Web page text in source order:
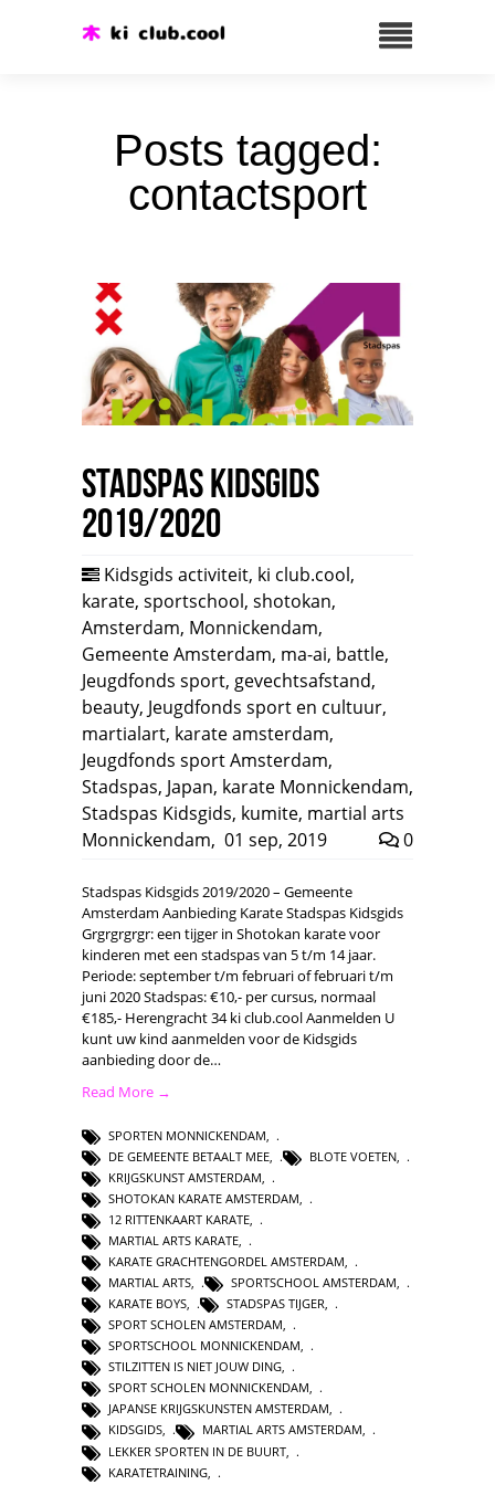
Posts tagged:
contactsport
Stadspas Kidsgids
2019/2020
Kidsgids activiteit, ki club.cool,
karate, sportschool, shotokan,
Amsterdam, Monnickendam,
Gemeente Amsterdam, ma-ai, battle,
Jeugdfonds sport, gevechtsafstand,
beauty, Jeugdfonds sport en cultuur,
martialart, karate amsterdam,
Jeugdfonds sport Amsterdam,
Stadspas, Japan, karate Monnickendam,
Stadspas Kidsgids, kumite, martial arts
Monnickendam, 01 sep, 2019 0
Stadspas Kidsgids 2019/2020 – Gemeente
Amsterdam Aanbieding Karate Stadspas Kidsgids
Grgrgrgrgr: een tijger in Shotokan karate voor
kinderen met een stadspas van 5 t/m 14 jaar.
Periode: september t/m februari of februari t/m
juni 2020 Stadspas: €10,- per cursus, normaal
€185,- Herengracht 34 ki club.cool Aanmelden U
kunt uw kind aanmelden voor de Kidsgids
aanbieding door de…
Read More →
SPORTEN MONNICKENDAM
DE GEMEENTE BETAALT MEE
BLOTE VOETEN
KRIJGSKUNST AMSTERDAM
SHOTOKAN KARATE AMSTERDAM
12 RITTENKAART KARATE
MARTIAL ARTS KARATE
KARATE GRACHTENGORDEL AMSTERDAM
MARTIAL ARTS, SPORTSCHOOL AMSTERDAM,
KARATE BOYS, STADSPAS TIJGER,
SPORT SCHOLEN AMSTERDAM,
SPORTSCHOOL MONNICKENDAM,
STILZITTEN IS NIET JOUW DING,
SPORT SCHOLEN MONNICKENDAM,
JAPANSE KRIJGSKUNSTEN AMSTERDAM,
KIDSGIDS, MARTIAL ARTS AMSTERDAM,
LEKKER SPORTEN IN DE BUURT
KARATETRAINING